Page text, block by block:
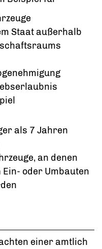
Staat außerhalb
als 7 Jahren
an denen
oder Umbauten
einer amtlich